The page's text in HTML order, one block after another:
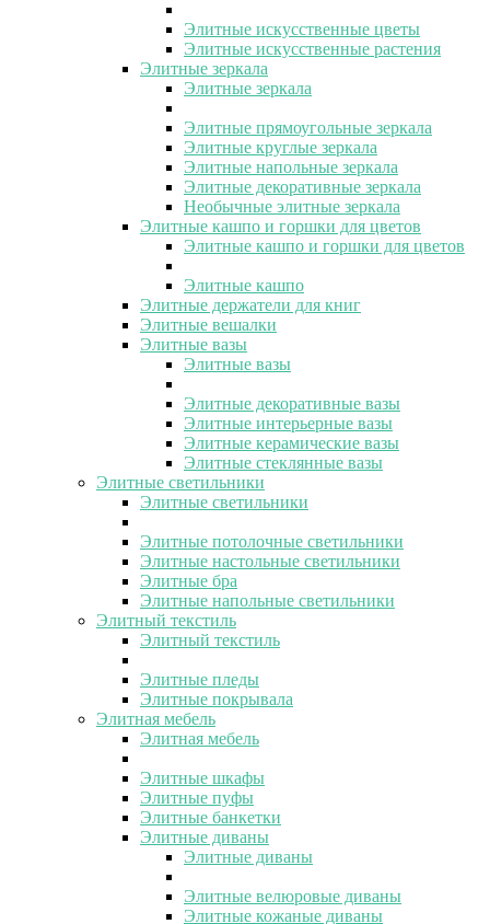
Элитные искусственные цветы
Элитные искусственные растения
Элитные зеркала
Элитные зеркала
Элитные прямоугольные зеркала
Элитные круглые зеркала
Элитные напольные зеркала
Элитные декоративные зеркала
Необычные элитные зеркала
Элитные кашпо и горшки для цветов
Элитные кашпо и горшки для цветов
Элитные кашпо
Элитные держатели для книг
Элитные вешалки
Элитные вазы
Элитные вазы
Элитные декоративные вазы
Элитные интерьерные вазы
Элитные керамические вазы
Элитные стеклянные вазы
Элитные светильники
Элитные светильники
Элитные потолочные светильники
Элитные настольные светильники
Элитные бра
Элитные напольные светильники
Элитный текстиль
Элитный текстиль
Элитные пледы
Элитные покрывала
Элитная мебель
Элитная мебель
Элитные шкафы
Элитные пуфы
Элитные банкетки
Элитные диваны
Элитные диваны
Элитные велюровые диваны
Элитные кожаные диваны